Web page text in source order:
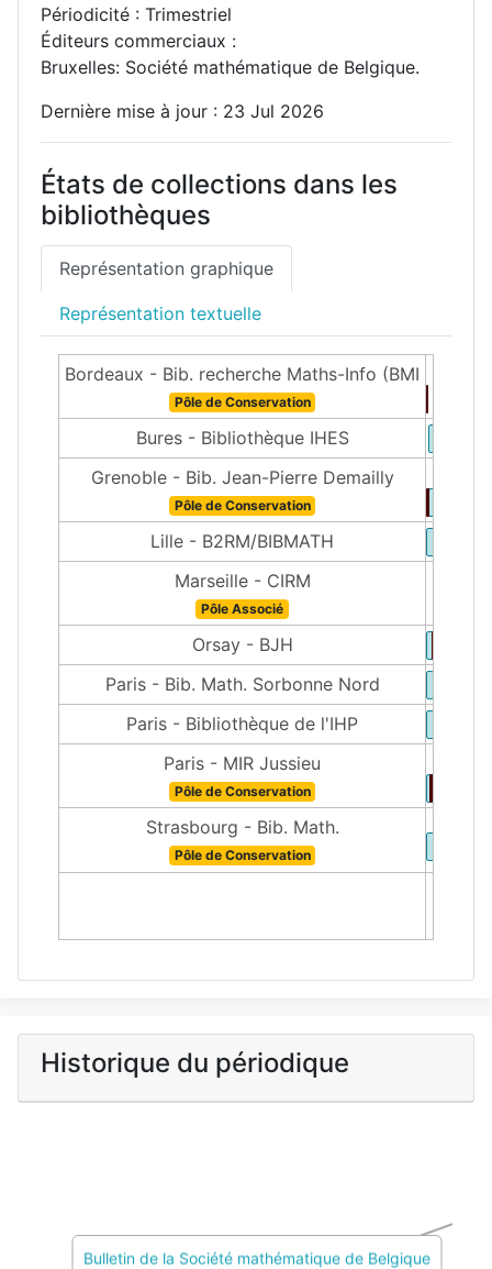
Périodicité : Trimestriel
Éditeurs commerciaux :
Bruxelles: Société mathématique de Belgique.
Dernière mise à jour : 23 Jul 2026
États de collections dans les
bibliothèques
Représentation graphique
Représentation textuelle
Bordeaux - Bib. recherche Maths-Info (BMI
Pôle de Conservation
Bures - Bibliothèque IHES
Grenoble - Bib. Jean-Pierre Demailly
Pôle de Conservation
Lille - B2RM/BIBMATH
Marseille - CIRM
Pôle Associé
Orsay - BJH
Paris - Bib. Math. Sorbonne Nord
Paris - Bibliothèque de l'IHP
Paris - MIR Jussieu
Pôle de Conservation
Strasbourg - Bib. Math.
Pôle de Conservation
Historique du périodique
Bulletin de la Société mathématique de Belgique